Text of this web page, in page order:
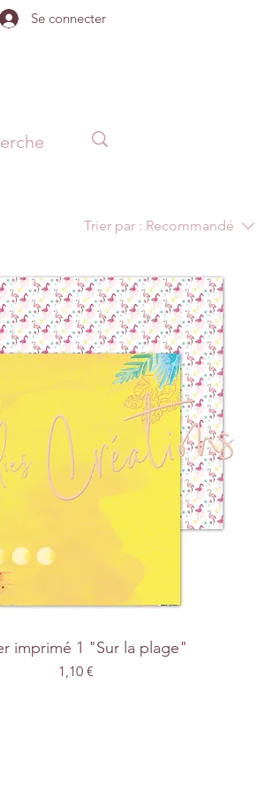
Se connecter
Trier par : Recommandé
imprimé 1 "Sur la plage"
Prix
1,10 €